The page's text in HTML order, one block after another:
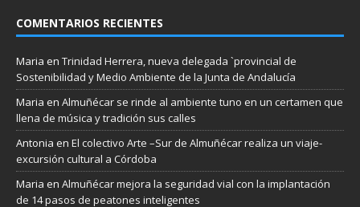
COMENTARIOS RECIENTES
Maria en Trinidad Herrera, nueva delegada `provincial de
Sostenibilidad y Medio Ambiente de la Junta de Andalucía
Maria en Almuñécar se rinde al ambiente tuno en un certamen que
llena de música y tradición sus calles
Antonia en El colectivo Arte –Sur de Almuñécar realiza un viaje-
excursión cultural a Córdoba
Maria en Almuñécar mejora la seguridad vial con la implantación
de 14 pasos de peatones inteligentes